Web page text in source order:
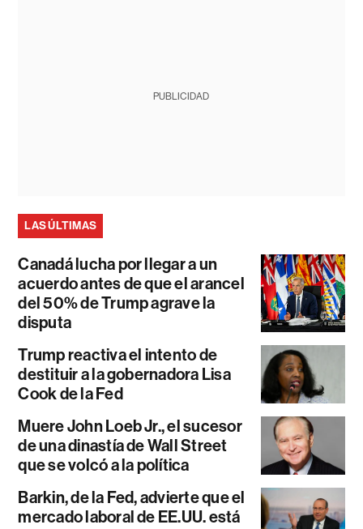
PUBLICIDAD
LAS ÚLTIMAS
Canadá lucha por llegar a un
acuerdo antes de que el arancel
del 50% de Trump agrave la
disputa
Trump reactiva el intento de
destituir a la gobernadora Lisa
Cook de la Fed
Muere John Loeb Jr., el sucesor
de una dinastía de Wall Street
que se volcó a la política
Barkin, de la Fed, advierte que el
mercado laboral de EE.UU. está